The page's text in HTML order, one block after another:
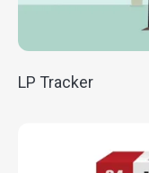
LP Tracker